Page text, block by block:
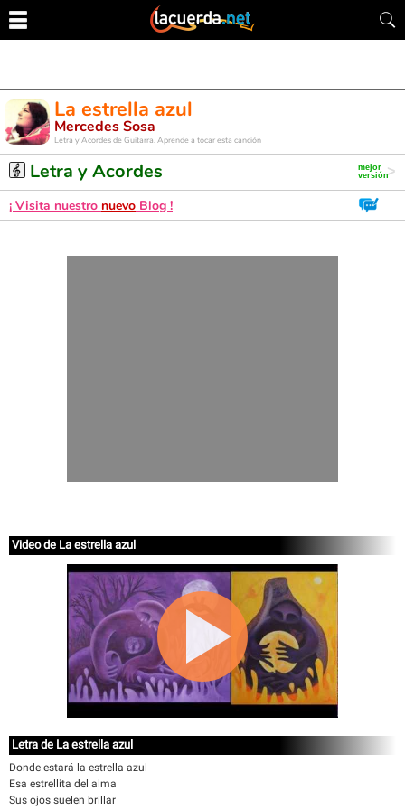
La estrella azul
Mercedes Sosa
Letra y Acordes de Guitarra. Aprende a tocar esta canción
Letra y Acordes
¡ Visita nuestro nuevo Blog !
Video de La estrella azul
Letra de La estrella azul
Donde estará la estrella azul
Esa estrellita del alma
Sus ojos suelen brillar